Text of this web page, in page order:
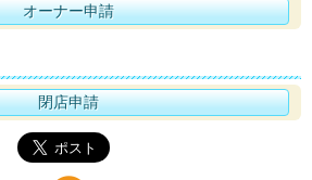
オーナー申請
閉店申請